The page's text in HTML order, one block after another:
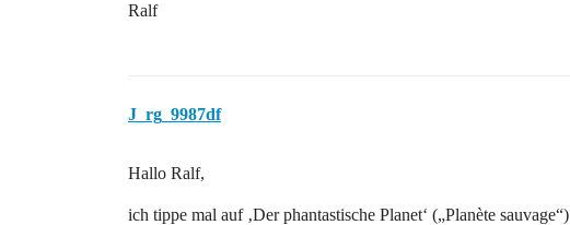
Ralf
J_rg_9987df
Hallo Ralf,
ich tippe mal auf ‚Der phantastische Planet‘ („Planète